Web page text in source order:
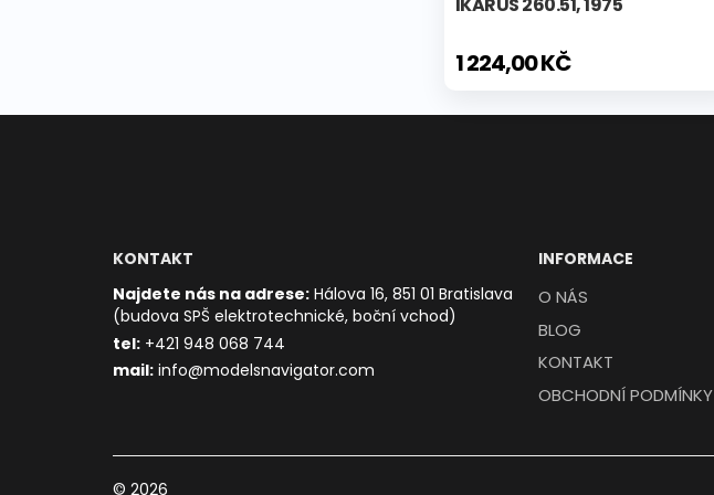
IKARUS 260.51, 1975
1 224,00 KČ
KONTAKT
Najdete nás na adrese: Hálova 16, 851 01 Bratislava
(budova SPŠ elektrotechnické, boční vchod)
tel: +421 948 068 744
mail: info@modelsnavigator.com
INFORMACE
O NÁS
BLOG
KONTAKT
OBCHODNÍ PODMÍNKY
© 2026